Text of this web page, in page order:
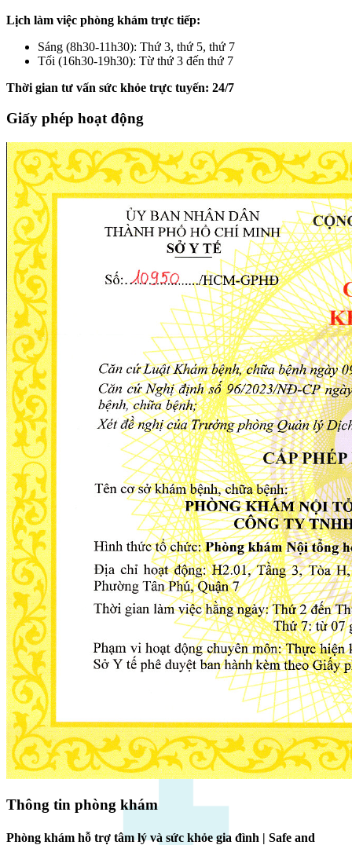
Lịch làm việc phòng khám trực tiếp:
Sáng (8h30-11h30): Thứ 3, thứ 5, thứ 7
Tối (16h30-19h30): Từ thứ 3 đến thứ 7
Thời gian tư vấn sức khỏe trực tuyến: 24/7
Giấy phép hoạt động
Thông tin phòng khám
Phòng khám hỗ trợ tâm lý và sức khỏe gia đình | Safe and